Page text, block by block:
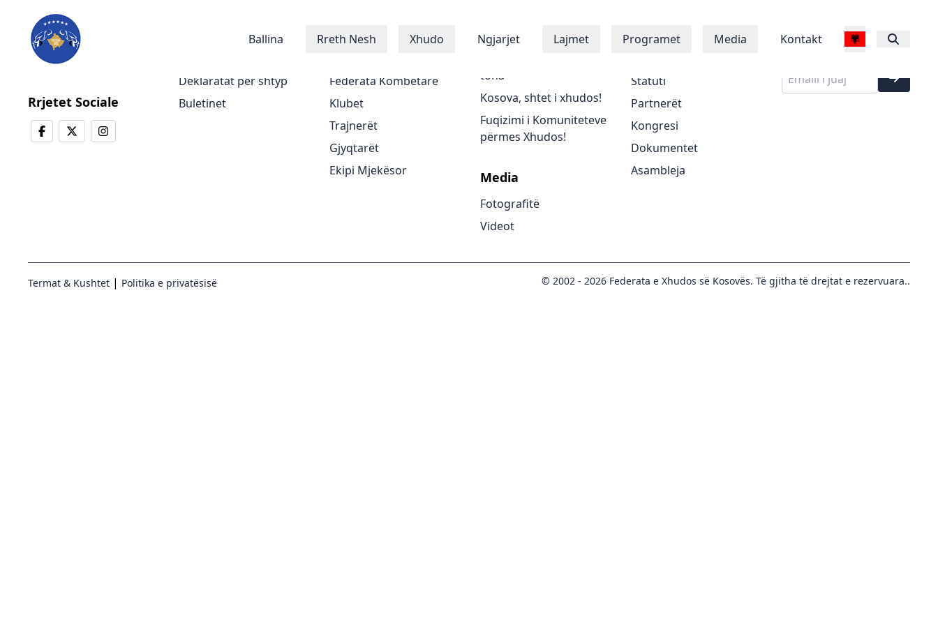
Ballina Rreth Nesh Xhudo Ngjarjet Lajmet Programet Media Kontakt
Rrjetet Sociale
Deklaratat për shtyp
Buletinet
Xhudistët
Federata Kombëtare
Klubet
Trajnerët
Gjyqtarët
Ekipi Mjekësor
Programet
tona
Kosova, shtet i xhudos!
Fuqizimi i Komuniteteve
përmes Xhudos!
Media
Fotografitë
Videot
Rreth Nesh
Statuti
Partnerët
Kongresi
Dokumentet
Asambleja
Regjistrohu në
buletinin tonë
Termat & Kushtet | Politika e privatësisë © 2002 - 2026 Federata e Xhudos së Kosovës. Të gjitha të drejtat e rezervuara..